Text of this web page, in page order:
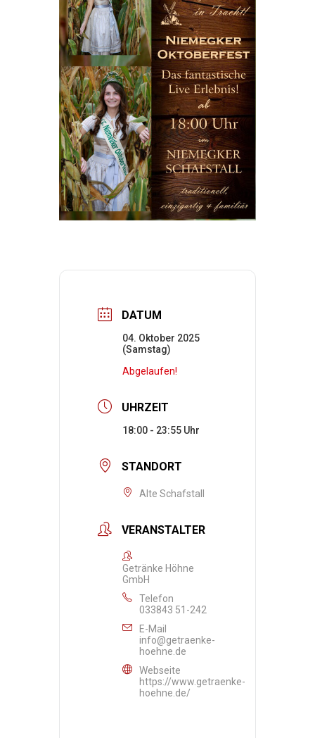
DATUM
04. Oktober 2025
(Samstag)
Abgelaufen!
UHRZEIT
18:00 - 23:55
STANDORT
Alte Schafstall
VERANSTALTER
Getränke Höhne
GmbH
Telefon
033843 51-242
E-Mail
info@getraenke-
hoehne.de
Webseite
https://www.getraenke-
hoehne.de/